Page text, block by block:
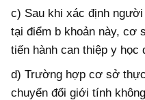
c) Sau khi xác định
tại điểm b khoản này, cơ
tiến hành can thiệp y học
d) Trường hợp cơ sở
chuyển đổi giới tính